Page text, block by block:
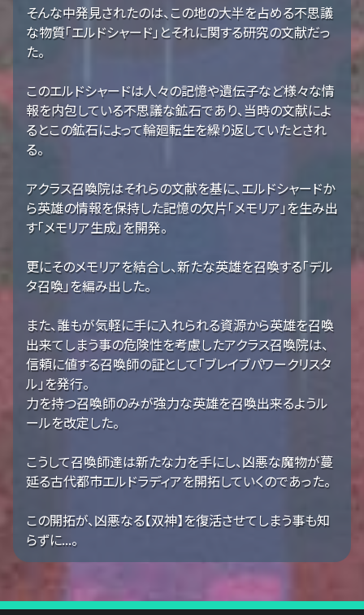
そんな中発見されたのは、この地の大半を占める不思議
な物質「エルドシャード」とそれに関する研究の文献だっ
た。
このエルドシャードは人々の記憶や遺伝子など様々な情
報を内包している不思議な鉱石であり、当時の文献によ
るとこの鉱石によって輪廻転生を繰り返していたとされ
る。
アクラス召喚院はそれらの文献を基に、エルドシャードか
ら英雄の情報を保持した記憶の欠片「メモリア」を生み出
す「メモリア生成」を開発。
更にそのメモリアを結合し、新たな英雄を召喚する「デル
タ召喚」を編み出した。
また、誰もが気軽に手に入れられる資源から英雄を召喚
出来てしまう事の危険性を考慮したアクラス召喚院は、
信頼に値する召喚師の証として「ブレイブパワークリスタ
ル」を発行。
力を持つ召喚師のみが強力な英雄を召喚出来るようル
ールを改定した。
こうして召喚師達は新たな力を手にし、凶悪な魔物が蔓
延る古代都市エルドラディアを開拓していくのであった。
この開拓が、凶悪なる【双神】を復活させてしまう事も知
らずに...。